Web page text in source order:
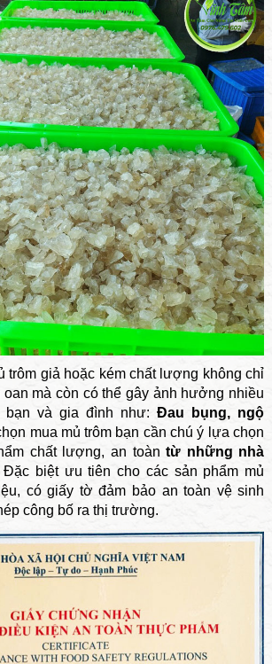
trôm giả hoặc kém chất lượng không chỉ
oan mà còn có thể gây ảnh hưởng nhiều
bạn và gia đình như:Đau bụng, ngộ
mua mủ trôm bạn cần chú ý lựa chọn
chất lượng, an toàntừ những nhà
Đặc biệt ưu tiên cho các sản phẩm mủ
có giấy tờ đảm bảo an toàn vệ sinh
công bố ra thị trường.